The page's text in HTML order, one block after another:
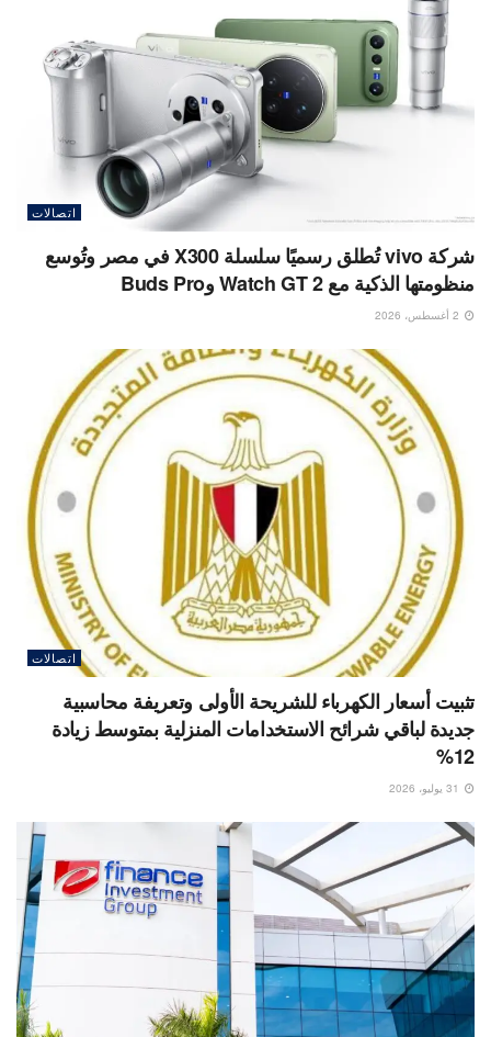
اتصالات
شركة vivo تُطلق رسميًا سلسلة X300 في مصر وتُوسع
منظومتها الذكية مع Watch GT 2 وBuds Pro
اتصالات
تثبيت أسعار الكهرباء للشريحة الأولى وتعريفة محاسبية
جديدة لباقي شرائح الاستخدامات المنزلية بمتوسط زيادة
12%